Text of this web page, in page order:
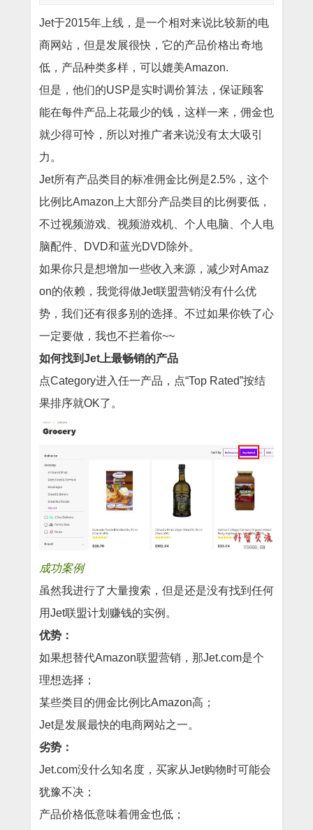
Jet于2015年上线，是一个相对来说比较新的电
商网站，但是发展很快，它的产品价格出奇地
低，产品种类多样，可以媲美Amazon.
但是，他们的USP是实时调价算法，保证顾客
能在每件产品上花最少的钱，这样一来，佣金也
就少得可怜，所以对推广者来说没有太大吸引
力。
Jet所有产品类目的标准佣金比例是2.5%，这个
比例比Amazon上大部分产品类目的比例要低，
不过视频游戏、视频游戏机、个人电脑、个人电
脑配件、DVD和蓝光DVD除外。
如果你只是想增加一些收入来源，减少对Amaz
on的依赖，我觉得做Jet联盟营销没有什么优
势，我们还有很多别的选择。不过如果你铁了心
一定要做，我也不拦着你~~
如何找到Jet上最畅销的产品
点Category进入任一产品，点“Top Rated”按结
果排序就OK了。
成功案例
虽然我进行了大量搜索，但是还是没有找到任何
用Jet联盟计划赚钱的实例。
优势：
如果想替代Amazon联盟营销，那Jet.com是个
理想选择；
某些类目的佣金比例比Amazon高；
Jet是发展最快的电商网站之一。
劣势：
Jet.com没什么知名度，买家从Jet购物时可能会
犹豫不决；
产品价格低意味着佣金也低；